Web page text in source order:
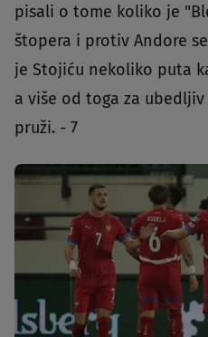
pisali o tome koliko je
štopera i protiv Andore
je Stojiću nekoliko puta
a više od toga za
pruži. - 7